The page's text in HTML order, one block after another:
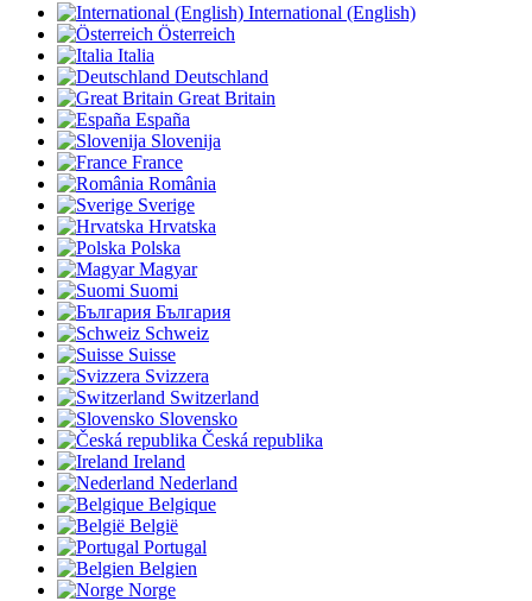
International (English)
Österreich
Italia
Deutschland
Great Britain
España
Slovenija
France
România
Sverige
Hrvatska
Polska
Magyar
Suomi
България
Schweiz
Suisse
Svizzera
Switzerland
Slovensko
Česká republika
Ireland
Nederland
Belgique
België
Portugal
Belgien
Norge